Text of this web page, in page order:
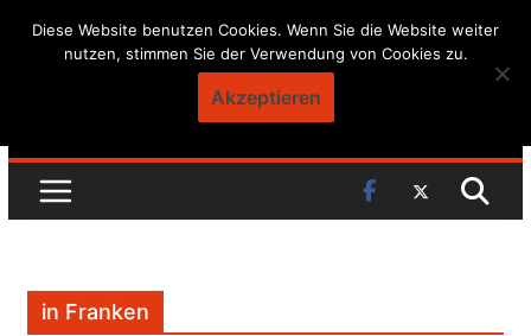
Skip
in Franken
Diese Website benutzen Cookies. Wenn Sie die Website weiter
nutzen, stimmen Sie der Verwendung von Cookies zu.
Akzeptieren